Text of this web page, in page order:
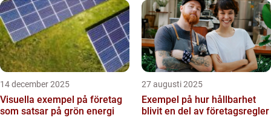
14 december 2025
Visuella exempel på företag
som satsar på grön energi
27 augusti 2025
Exempel på hur hållbarhet
blivit en del av företagsregler